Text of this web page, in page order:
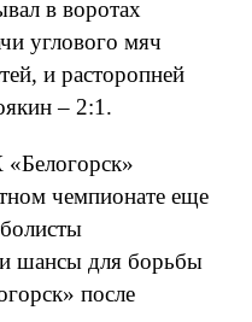
в воротах
углового мяч
и расторопней
– 2:1.
чемпионате еще
шансы для борьбы
после